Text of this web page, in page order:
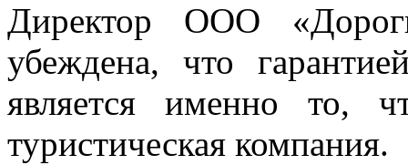
Директор ООО
убеждена, что
является именно то,
туристическая компания.